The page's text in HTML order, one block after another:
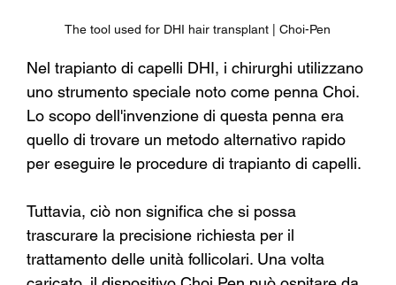
The tool used for DHI hair transplant | Choi-Pen
Nel trapianto di capelli DHI, i chirurghi utilizzano
uno strumento speciale noto come penna Choi.
Lo scopo dell'invenzione di questa penna era
quello di trovare un metodo alternativo rapido
per eseguire le procedure di trapianto di capelli.
Tuttavia, ciò non significa che si possa
trascurare la precisione richiesta per il
trattamento delle unità follicolari. Una volta